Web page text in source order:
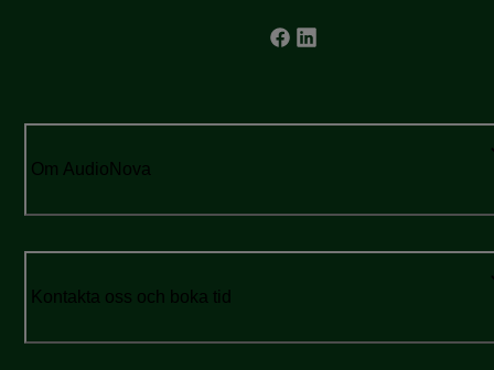
Om AudioNova
Kontakta oss och boka tid